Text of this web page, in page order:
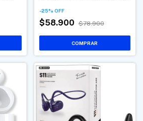
-25% OFF
$58.900 $78.900